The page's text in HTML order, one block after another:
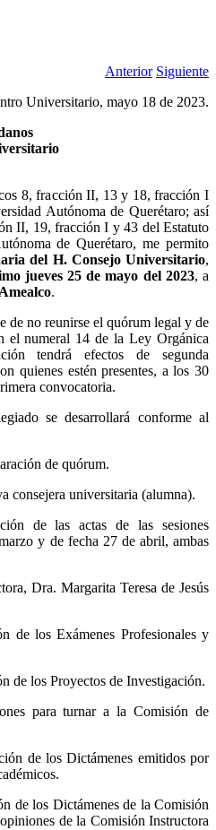
Anterior Siguiente
Universitario, mayo 18 de 2023.
8, fracción II, 13 y 18, fracción I
Autónoma de Querétaro; así
II, 19, fracción I y 43 del Estatuto
de Querétaro, me permito
del H. Consejo Universitario,
jueves 25 de mayo del 2023, a
.
de no reunirse el quórum legal y de
el numeral 14 de la Ley Orgánica
tendrá efectos de segunda
quienes estén presentes, a los 30
convocatoria.
se desarrollará conforme al
de quórum.
consejera universitaria (alumna).
de las actas de las sesiones
y de fecha 27 de abril, ambas
Dra. Margarita Teresa de Jesús
de los Exámenes Profesionales y
de los Proyectos de Investigación.
para turnar a la Comisión de
de los Dictámenes emitidos por
de los Dictámenes de la Comisión
de la Comisión Instructora